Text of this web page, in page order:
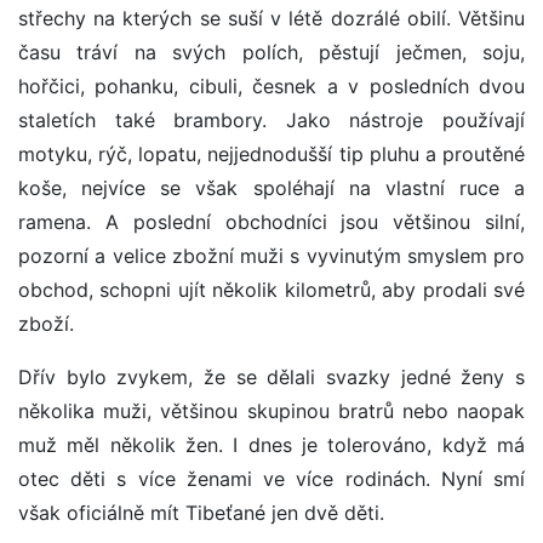
střechy na kterých se suší v létě dozrálé obilí. Většinu
času tráví na svých polích, pěstují ječmen, soju,
hořčici, pohanku, cibuli, česnek a v posledních dvou
staletích také brambory. Jako nástroje používají
motyku, rýč, lopatu, nejjednodušší tip pluhu a proutěné
koše, nejvíce se však spoléhají na vlastní ruce a
ramena. A poslední obchodníci jsou většinou silní,
pozorní a velice zbožní muži s vyvinutým smyslem pro
obchod, schopni ujít několik kilometrů, aby prodali své
zboží.
Dřív bylo zvykem, že se dělali svazky jedné ženy s
několika muži, většinou skupinou bratrů nebo naopak
muž měl několik žen. I dnes je tolerováno, když má
otec děti s více ženami ve více rodinách. Nyní smí
však oficiálně mít Tibeťané jen dvě děti.